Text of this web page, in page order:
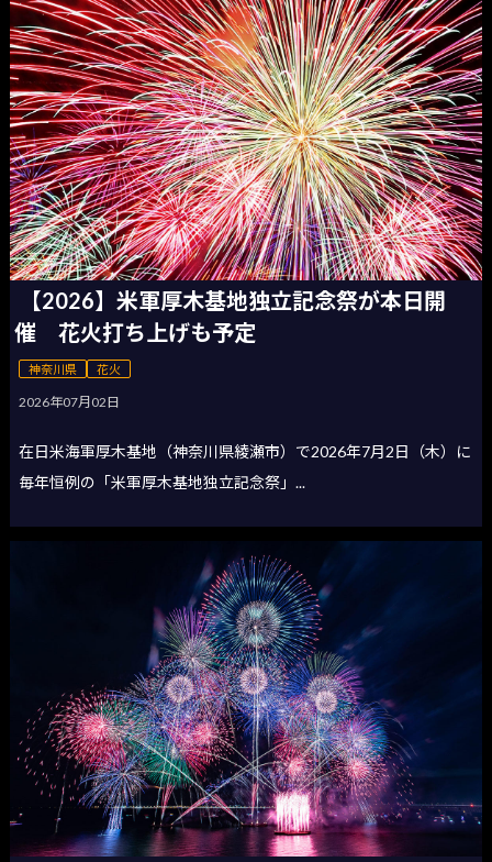
【2026】米軍厚木基地独立記念祭が本日開
催 花火打ち上げも予定
神奈川県 花火
2026年07月02日
在日米海軍厚木基地（神奈川県綾瀬市）で2026年7月2日（木）に
毎年恒例の「米軍厚木基地独立記念祭」...